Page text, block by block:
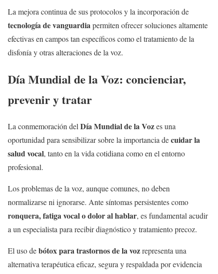
La mejora continua de sus protocolos y la incorporación de
tecnología de vanguardiapermiten ofrecer soluciones altamente
efectivas en campos tan específicos como el tratamiento de la
disfonía y otras alteraciones de la voz.
Día Mundial de la Voz: concienciar,
prevenir y tratar
La conmemoración del Día Mundial de la Vozes una
oportunidad para sensibilizar sobre la importancia decuidar la
salud vocal, tanto en la vida cotidiana como en el entorno
profesional.
Los problemas de la voz, aunque comunes, no deben
normalizarse ni ignorarse. Ante síntomas persistentes como
ronquera, fatiga vocal o dolor al hablar, es fundamental acudir
a un especialista para recibir diagnóstico y tratamiento precoz.
El uso debótox para trastornos de la vozrepresenta una
alternativa terapéutica eficaz, segura y respaldada por evidencia